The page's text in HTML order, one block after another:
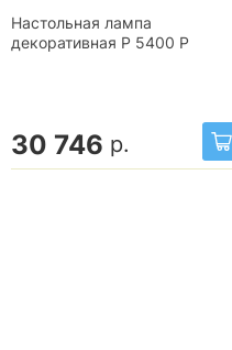
Настольная лампа
декоративная P 5400 P
30 746 р.